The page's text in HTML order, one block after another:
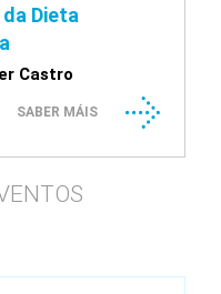
Dieta
Castro
SABER MÁIS